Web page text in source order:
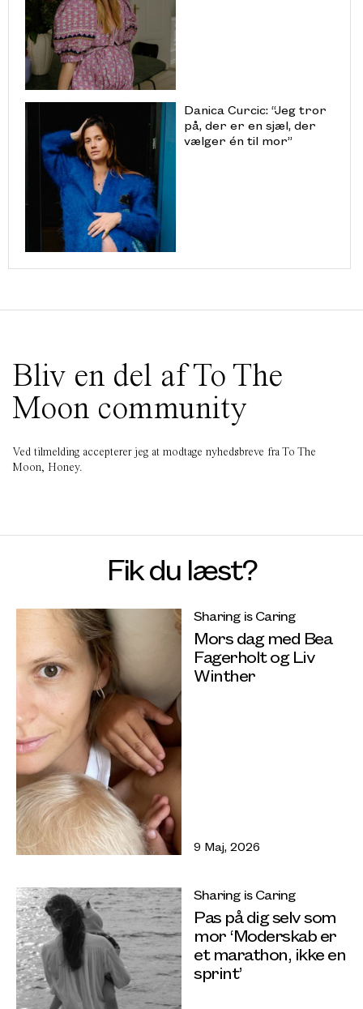
Danica Curcic: “Jeg tror
på, der er en sjæl, der
vælger én til mor”
Bliv en del af To The
Moon community
Ved tilmelding accepterer jeg at modtage nyhedsbreve fra To The
Moon, Honey.
Fik du læst?
Sharing is Caring
Mors dag med Bea
Fagerholt og Liv
Winther
9 Maj, 2026
Sharing is Caring
Pas på dig selv som
mor ‘Moderskab er
et marathon, ikke en
sprint’